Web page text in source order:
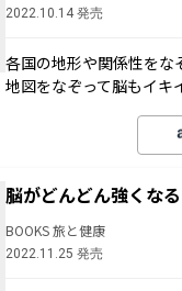
2022.10.14 発売
各国の地形や関係性をな
地図をなぞって脳もイキ
脳がどんどん強くな
BOOKS 旅と健康
2022.11.25 発売